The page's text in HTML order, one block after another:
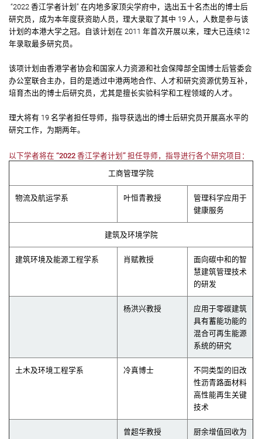
“2022 香江学者计划” 在内地多家顶尖学府中，选出五十名杰出的博士后
研究员，成为本年度获资助人员，理大录取了其中 19 人，人数是参与该
计划的本港大学之冠。自该计划在 2011 年首次开展以来，理大已连续12
年录取最多研究员。
该项计划由香港学者协会和国家人力资源和社会保障部全国博士后管委会
办公室联合主办，目的是透过中港两地合作、人才和研究资源优势互补，
培育杰出的博士后研究员，尤其是擅长实验科学和工程领域的人才。
理大将有 19 名学者担任导师，指导获选出的博士后研究员开展高水平的
研究工作，为期两年。
以下学者将在 “2022 香江学者计划” 担任导师，指导进行各个研究项目：
工商管理学院
物流及航运学系 叶恒青教授
管理科学应用于
健康服务
建筑及环境学院
建筑环境及能源工程学系 肖赋教授
面向碳中和的智
慧建筑管理技术
的研发
杨洪兴教授
应用于零碳建筑
具有蓄能功能的
混合可再生能源
系统的研究
土木及环境工程学系 冷真博士
不同类型的旧改
性沥青路面材料
高性能再生关键
技术
曾超华教授
厨余增值回收为